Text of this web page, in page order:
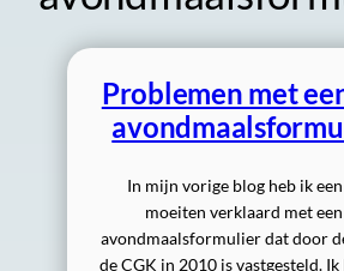
Problemen met
In mijn vorige blog heb ik
moeiten verklaard met
avondmaalsformulier dat door
de CGK in 2010 is vastgesteld. Ik